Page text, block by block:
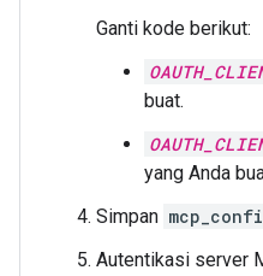
Ganti kode berikut:
buat.
yang Anda
Simpan
Autentikasi server